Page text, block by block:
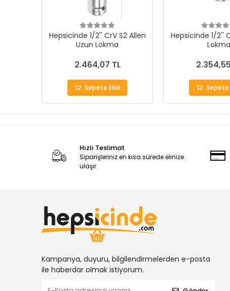
Hepsicinde 1/2'' CrV S2 Allen
Uzun Lokma
2.464,07 TL
Sepete Ekle
Hepsicinde 1/2''
Lokma
Sepete
Hızlı Teslimat
Siparişleriniz en kısa sürede elinize
ulaşır.
Kampanya, duyuru, bilgilendirmelerden e-posta
ile haberdar olmak istiyorum.